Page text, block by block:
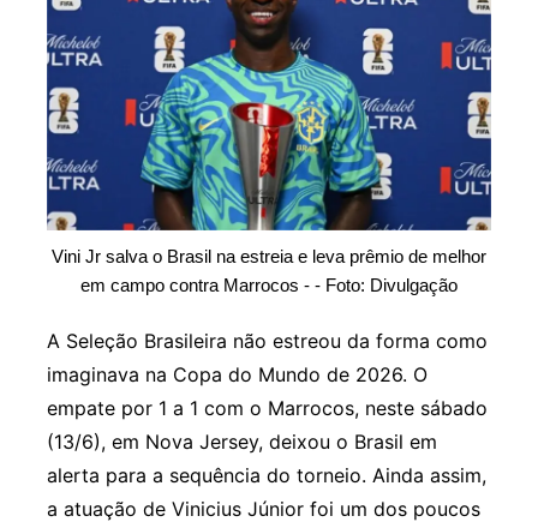
Vini Jr salva o Brasil na estreia e leva prêmio de melhor
em campo contra Marrocos - - Foto: Divulgação
A Seleção Brasileira não estreou da forma como
imaginava na Copa do Mundo de 2026. O
empate por 1 a 1 com o Marrocos, neste sábado
(13/6), em Nova Jersey, deixou o Brasil em
alerta para a sequência do torneio. Ainda assim,
a atuação de Vinicius Júnior foi um dos poucos